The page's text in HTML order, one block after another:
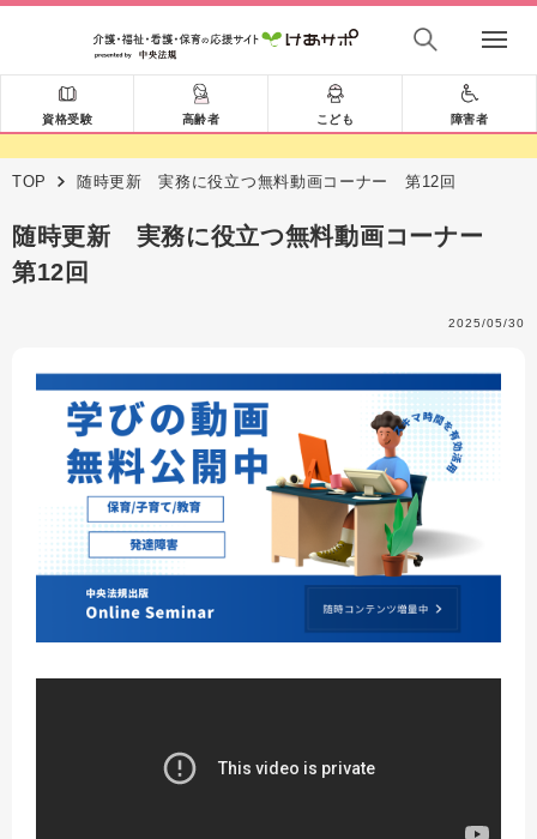
資格受験 高齢者 こども 障害者
TOP 随時更新 実務に役立つ無料動画コーナー 第12回
随時更新 実務に役立つ無料動画コーナー
第12回
2025/05/30